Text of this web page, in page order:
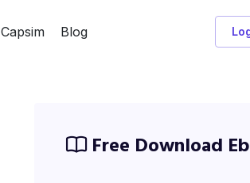
Capsim Blog
Free Download